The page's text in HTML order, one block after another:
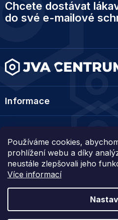
Používáme cookies,
prohlížení webu a díky
neustále zlepšovali jeho
Více informací
p
í
Chcete dostávat
do své e-mailové
Informace
Kontakt